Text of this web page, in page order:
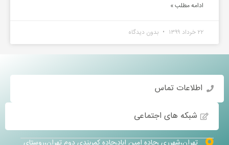
ادامه مطلب »
۲۲ خرداد ۱۳۹۹ بدون دیدگاه
اطلاعات تماس
شبکه های اجتماعی